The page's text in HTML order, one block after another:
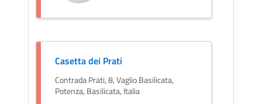
Casetta dei Prati
Contrada Prati, 8, Vaglio Basilicata,
Potenza, Basilicata, Italia